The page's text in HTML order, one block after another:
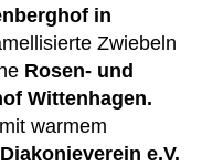
in
Zwiebeln
Rosen- und
Wittenhagen.
warmem
e.V.